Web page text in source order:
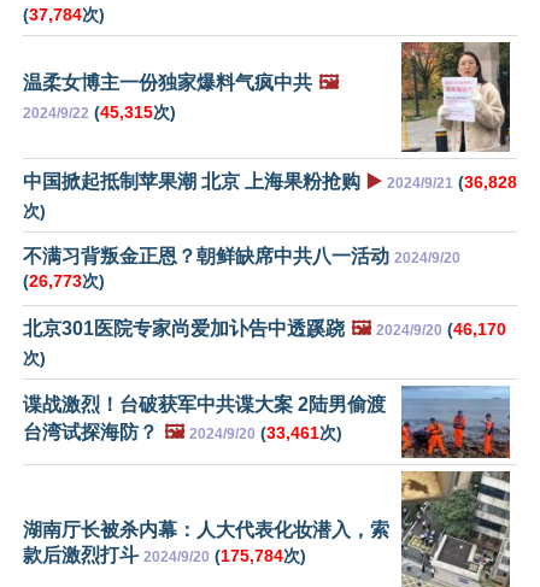
(37,784次)
温柔女博主一份独家爆料气疯中共 🖼️
2024/9/22 (45,315次)
中国掀起抵制苹果潮 北京 上海果粉抢购 ▶️ 2024/9/21 (36,828
次)
不满习背叛金正恩？朝鲜缺席中共八一活动 2024/9/20
(26,773次)
北京301医院专家尚爱加讣告中透蹊跷 🖼️ 2024/9/20 (46,170
次)
谍战激烈！台破获军中共谍大案 2陆男偷渡
台湾试探海防？ 🖼️ 2024/9/20 (33,461次)
湖南厅长被杀内幕：人大代表化妆潜入，索
款后激烈打斗 2024/9/20 (175,784次)